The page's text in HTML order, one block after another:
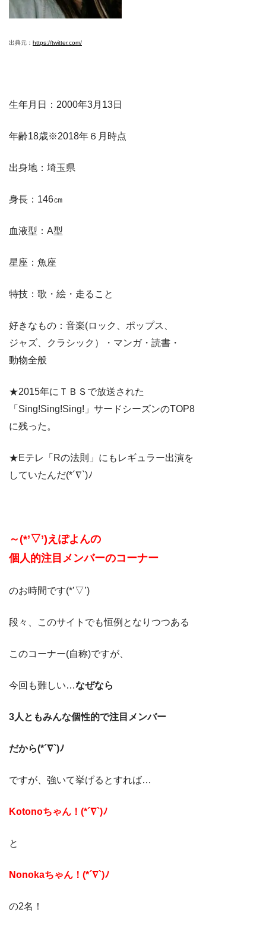
出典元： https://twitter.com/
生年月日：2000年3月13日
年齢18歳※2018年６月時点
出身地：埼玉県
身長：146㎝
血液型：A型
星座：魚座
特技：歌・絵・走ること
好きなもの：音楽(ロック、ポップス、
ジャズ、クラシック）・マンガ・読書・
動物全般
★2015年にＴＢＳで放送された
「Sing!Sing!Sing!」サードシーズンのTOP8
に残った。
★Eテレ「Rの法則」にもレギュラー出演を
していたんだ(*´∇`)ﾉ
～(*’▽’)えぽよんの
個人的注目メンバーのコーナー
のお時間です(*’▽’)
段々、このサイトでも恒例となりつつある
このコーナー(自称)ですが、
今回も難しい…なぜなら
3人ともみんな個性的で注目メンバー
だから(*´∇`)ﾉ
ですが、強いて挙げるとすれば…
Kotonoちゃん！(*´∇`)ﾉ
と
Nonokaちゃん！(*´∇`)ﾉ
の2名！